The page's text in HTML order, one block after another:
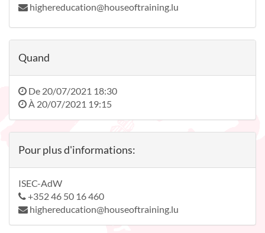
highereducation@houseoftraining.lu
Quand
De 20/07/2021 18:30
À 20/07/2021 19:15
Pour plus d'informations:
ISEC-AdW
+352 46 50 16 460
highereducation@houseoftraining.lu